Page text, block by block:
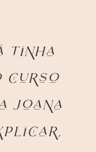
tinha
curso
Joana